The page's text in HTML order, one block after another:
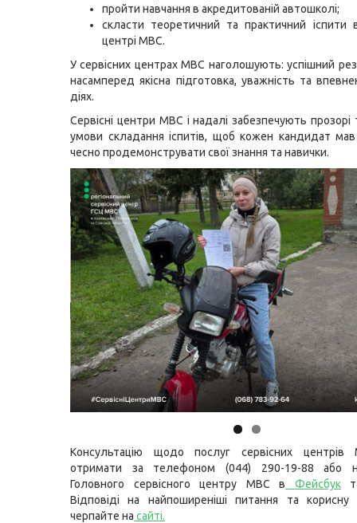
пройти навчання в акредитованій автошколі;
скласти теоретичний та практичний іспити
центрі МВС.
У сервісних центрах МВС наголошують: успішний
насамперед якісна підготовка, уважність та
діях.
Сервісні центри МВС і надалі забезпечують прозорі
умови складання іспитів, щоб кожен кандидат
чесно продемонструвати свої знання та навички.
Консультацію щодо послуг сервісних
отримати за телефоном (044) 290-19-88 або
Головного сервісного центру МВС в Фейсбук
Відповіді на найпоширеніші питання та корисну
черпайте на сайті.